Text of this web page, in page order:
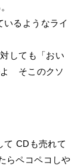
いるようなライ
しても「おい
よ そこのクソ
て CDも売れて
らペコペコしや